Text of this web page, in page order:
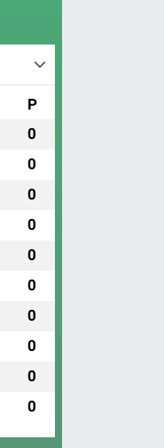
P
0
0
0
0
0
0
0
0
0
0